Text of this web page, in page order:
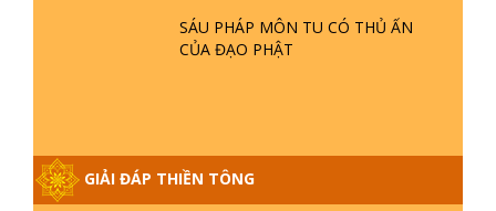
SÁU PHÁP MÔN TU CÓ THỦ ẤN
CỦA ĐẠO PHẬT
GIẢI ĐÁP THIỀN TÔNG
GIẢI ĐÁP VỀ LỄ TIỄN THIỀN TÔNG SƯ
NGỌC LÂM VỀ PHẬT GIỚI
PHIỀN NÃO DO ĐÂU MÀ CÓ?